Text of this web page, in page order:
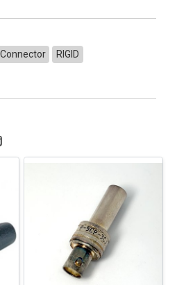
Connector RIGID